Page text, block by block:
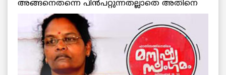
അങ്ങനെതന്നെ പിന്‍പറ്റുന്നതല്ലാതെ അതിനെ